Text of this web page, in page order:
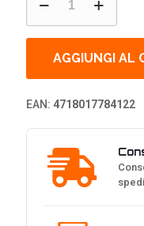
ROG
Cetra
II
Ear
Gaming
Headphones
quantità
AGGIUNGI AL
EAN: 4718017784122